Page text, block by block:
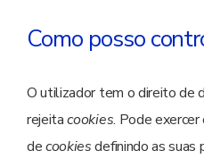
Como posso
O utilizador tem o direito de
rejeitacookies. Pode
decookiesdefinindo as suas